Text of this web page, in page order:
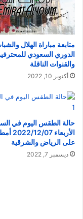
متابعة مباراة الهلال
الدوري السعودي
والقنوات الناقلة
أكتوبر 10, 2022
حالة الطقس اليوم في
على الرياض والشرقية
ديسمبر 7, 2022